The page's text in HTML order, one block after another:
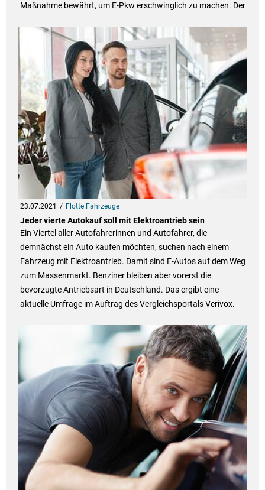
Maßnahme bewährt, um E-Pkw erschwinglich zu machen. Der
23.07.2021 Flotte Fahrzeuge
Jeder vierte Autokauf soll mit Elektroantrieb sein
Ein Viertel aller Autofahrerinnen und Autofahrer, die
demnächst ein Auto kaufen möchten, suchen nach einem
Fahrzeug mit Elektroantrieb. Damit sind E-Autos auf dem Weg
zum Massenmarkt. Benziner bleiben aber vorerst die
bevorzugte Antriebsart in Deutschland. Das ergibt eine
aktuelle Umfrage im Auftrag des Vergleichsportals Verivox.